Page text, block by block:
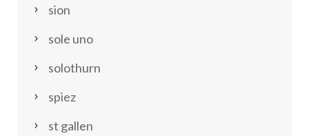
sion
sole uno
solothurn
spiez
st gallen